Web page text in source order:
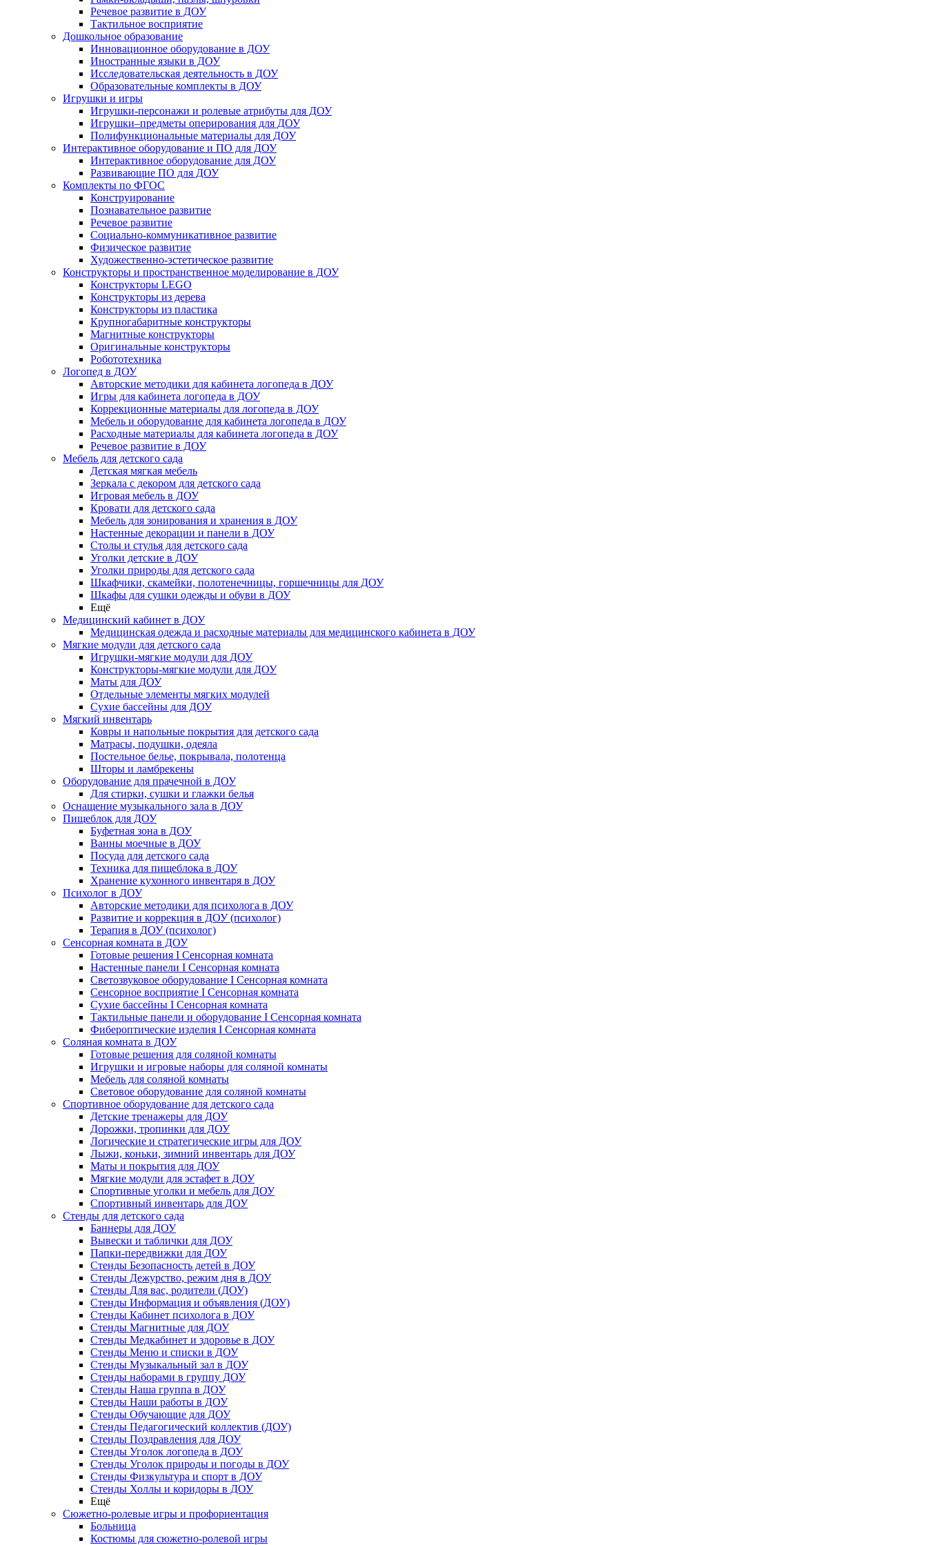
Речевое развитие в ДОУ
Тактильное восприятие
Дошкольное образование
Инновационное оборудование в ДОУ
Иностранные языки в ДОУ
Исследовательская деятельность в ДОУ
Образовательные комплекты в ДОУ
Игрушки и игры
Игрушки-персонажи и ролевые атрибуты для ДОУ
Игрушки–предметы оперирования для ДОУ
Полифункциональные материалы для ДОУ
Интерактивное оборудование и ПО для ДОУ
Интерактивное оборудование для ДОУ
Развивающие ПО для ДОУ
Комплекты по ФГОС
Конструирование
Познавательное развитие
Речевое развитие
Социально-коммуникативное развитие
Физическое развитие
Художественно-эстетическое развитие
Конструкторы и пространственное моделирование в ДОУ
Конструкторы LEGO
Конструкторы из дерева
Конструкторы из пластика
Крупногабаритные конструкторы
Магнитные конструкторы
Оригинальные конструкторы
Робототехника
Логопед в ДОУ
Авторские методики для кабинета логопеда в ДОУ
Игры для кабинета логопеда в ДОУ
Коррекционные материалы для логопеда в ДОУ
Мебель и оборудование для кабинета логопеда в ДОУ
Расходные материалы для кабинета логопеда в ДОУ
Речевое развитие в ДОУ
Мебель для детского сада
Детская мягкая мебель
Зеркала с декором для детского сада
Игровая мебель в ДОУ
Кровати для детского сада
Мебель для зонирования и хранения в ДОУ
Настенные декорации и панели в ДОУ
Столы и стулья для детского сада
Уголки детские в ДОУ
Уголки природы для детского сада
Шкафчики, скамейки, полотенечницы, горшечницы для ДОУ
Шкафы для сушки одежды и обуви в ДОУ
Ещё
Медицинский кабинет в ДОУ
Медицинская одежда и расходные материалы для медицинского кабинета в ДОУ
Мягкие модули для детского сада
Игрушки-мягкие модули для ДОУ
Конструкторы-мягкие модули для ДОУ
Маты для ДОУ
Отдельные элементы мягких модулей
Сухие бассейны для ДОУ
Мягкий инвентарь
Ковры и напольные покрытия для детского сада
Матрасы, подушки, одеяла
Постельное белье, покрывала, полотенца
Шторы и ламбрекены
Оборудование для прачечной в ДОУ
Для стирки, сушки и глажки белья
Оснащение музыкального зала в ДОУ
Пищеблок для ДОУ
Буфетная зона в ДОУ
Ванны моечные в ДОУ
Посуда для детского сада
Техника для пищеблока в ДОУ
Хранение кухонного инвентаря в ДОУ
Психолог в ДОУ
Авторские методики для психолога в ДОУ
Развитие и коррекция в ДОУ (психолог)
Терапия в ДОУ (психолог)
Сенсорная комната в ДОУ
Готовые решения I Сенсорная комната
Настенные панели I Сенсорная комната
Светозвуковое оборудование I Сенсорная комната
Сенсорное восприятие I Сенсорная комната
Сухие бассейны I Сенсорная комната
Тактильные панели и оборудование I Сенсорная комната
Фибероптические изделия I Сенсорная комната
Соляная комната в ДОУ
Готовые решения для соляной комнаты
Игрушки и игровые наборы для соляной комнаты
Мебель для соляной комнаты
Световое оборудование для соляной комнаты
Спортивное оборудование для детского сада
Детские тренажеры для ДОУ
Дорожки, тропинки для ДОУ
Логические и стратегические игры для ДОУ
Лыжи, коньки, зимний инвентарь для ДОУ
Маты и покрытия для ДОУ
Мягкие модули для эстафет в ДОУ
Спортивные уголки и мебель для ДОУ
Спортивный инвентарь для ДОУ
Стенды для детского сада
Баннеры для ДОУ
Вывески и таблички для ДОУ
Папки-передвижки для ДОУ
Стенды Безопасность детей в ДОУ
Стенды Дежурство, режим дня в ДОУ
Стенды Для вас, родители (ДОУ)
Стенды Информация и объявления (ДОУ)
Стенды Кабинет психолога в ДОУ
Стенды Магнитные для ДОУ
Стенды Медкабинет и здоровье в ДОУ
Стенды Меню и списки в ДОУ
Стенды Музыкальный зал в ДОУ
Стенды наборами в группу ДОУ
Стенды Наша группа в ДОУ
Стенды Наши работы в ДОУ
Стенды Обучающие для ДОУ
Стенды Педагогический коллектив (ДОУ)
Стенды Поздравления для ДОУ
Стенды Уголок логопеда в ДОУ
Стенды Уголок природы и погоды в ДОУ
Стенды Физкультура и спорт в ДОУ
Стенды Холлы и коридоры в ДОУ
Ещё
Сюжетно-ролевые игры и профориентация
Больница
Костюмы для сюжетно-ролевой игры